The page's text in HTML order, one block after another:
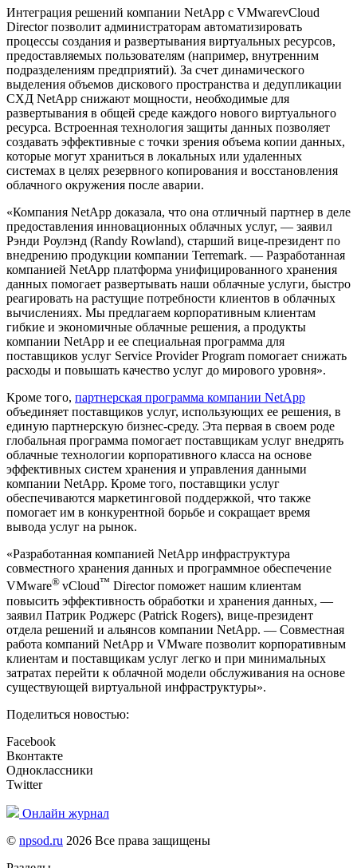
Интеграция решений компании NetApp с VMwarevCloud
Director позволит администраторам автоматизировать
процессы создания и развертывания виртуальных ресурсов,
предоставляемых пользователям (например, внутренним
подразделениям предприятий). За счет динамического
выделения объемов дискового пространства и дедупликации
СХД NetApp снижают мощности, необходимые для
развертывания в общей среде каждого нового виртуального
ресурса. Встроенная технология защиты данных позволяет
создавать эффективные с точки зрения объема копии данных,
которые могут храниться в локальных или удаленных
системах в целях резервного копирования и восстановления
облачного окружения после аварии.
«Компания NetApp доказала, что она отличный партнер в деле
предоставления инновационных облачных услуг, — заявил
Рэнди Роулэнд (Randy Rowland), старший вице-президент по
внедрению продукции компании Terremark. — Разработанная
компанией NetApp платформа унифицированного хранения
данных помогает развертывать наши облачные услуги, быстро
реагировать на растущие потребности клиентов в облачных
вычислениях. Мы предлагаем корпоративным клиентам
гибкие и экономичные облачные решения, а продукты
компании NetApp и ее специальная программа для
поставщиков услуг Service Provider Program помогает снижать
расходы и повышать качество услуг до мирового уровня».
Кроме того, партнерская программа компании NetApp
объединяет поставщиков услуг, использующих ее решения, в
единую партнерскую бизнес-среду. Эта первая в своем роде
глобальная программа помогает поставщикам услуг внедрять
облачные технологии корпоративного класса на основе
эффективных систем хранения и управления данными
компании NetApp. Кроме того, поставщики услуг
обеспечиваются маркетинговой поддержкой, что также
помогает им в конкурентной борьбе и сокращает время
вывода услуг на рынок.
«Разработанная компанией NetApp инфраструктура
совместного хранения данных и программное обеспечение
VMware® vCloud™ Director поможет нашим клиентам
повысить эффективность обработки и хранения данных, —
заявил Патрик Роджерс (Patrick Rogers), вице-президент
отдела решений и альянсов компании NetApp. — Совместная
работа компаний NetApp и VMware позволит корпоративным
клиентам и поставщикам услуг легко и при минимальных
затратах перейти к облачной модели обслуживания на основе
существующей виртуальной инфраструктуры».
Поделиться новостью:
Facebook
Вконтакте
Одноклассники
Twitter
Онлайн журнал
© npsod.ru 2026 Все права защищены